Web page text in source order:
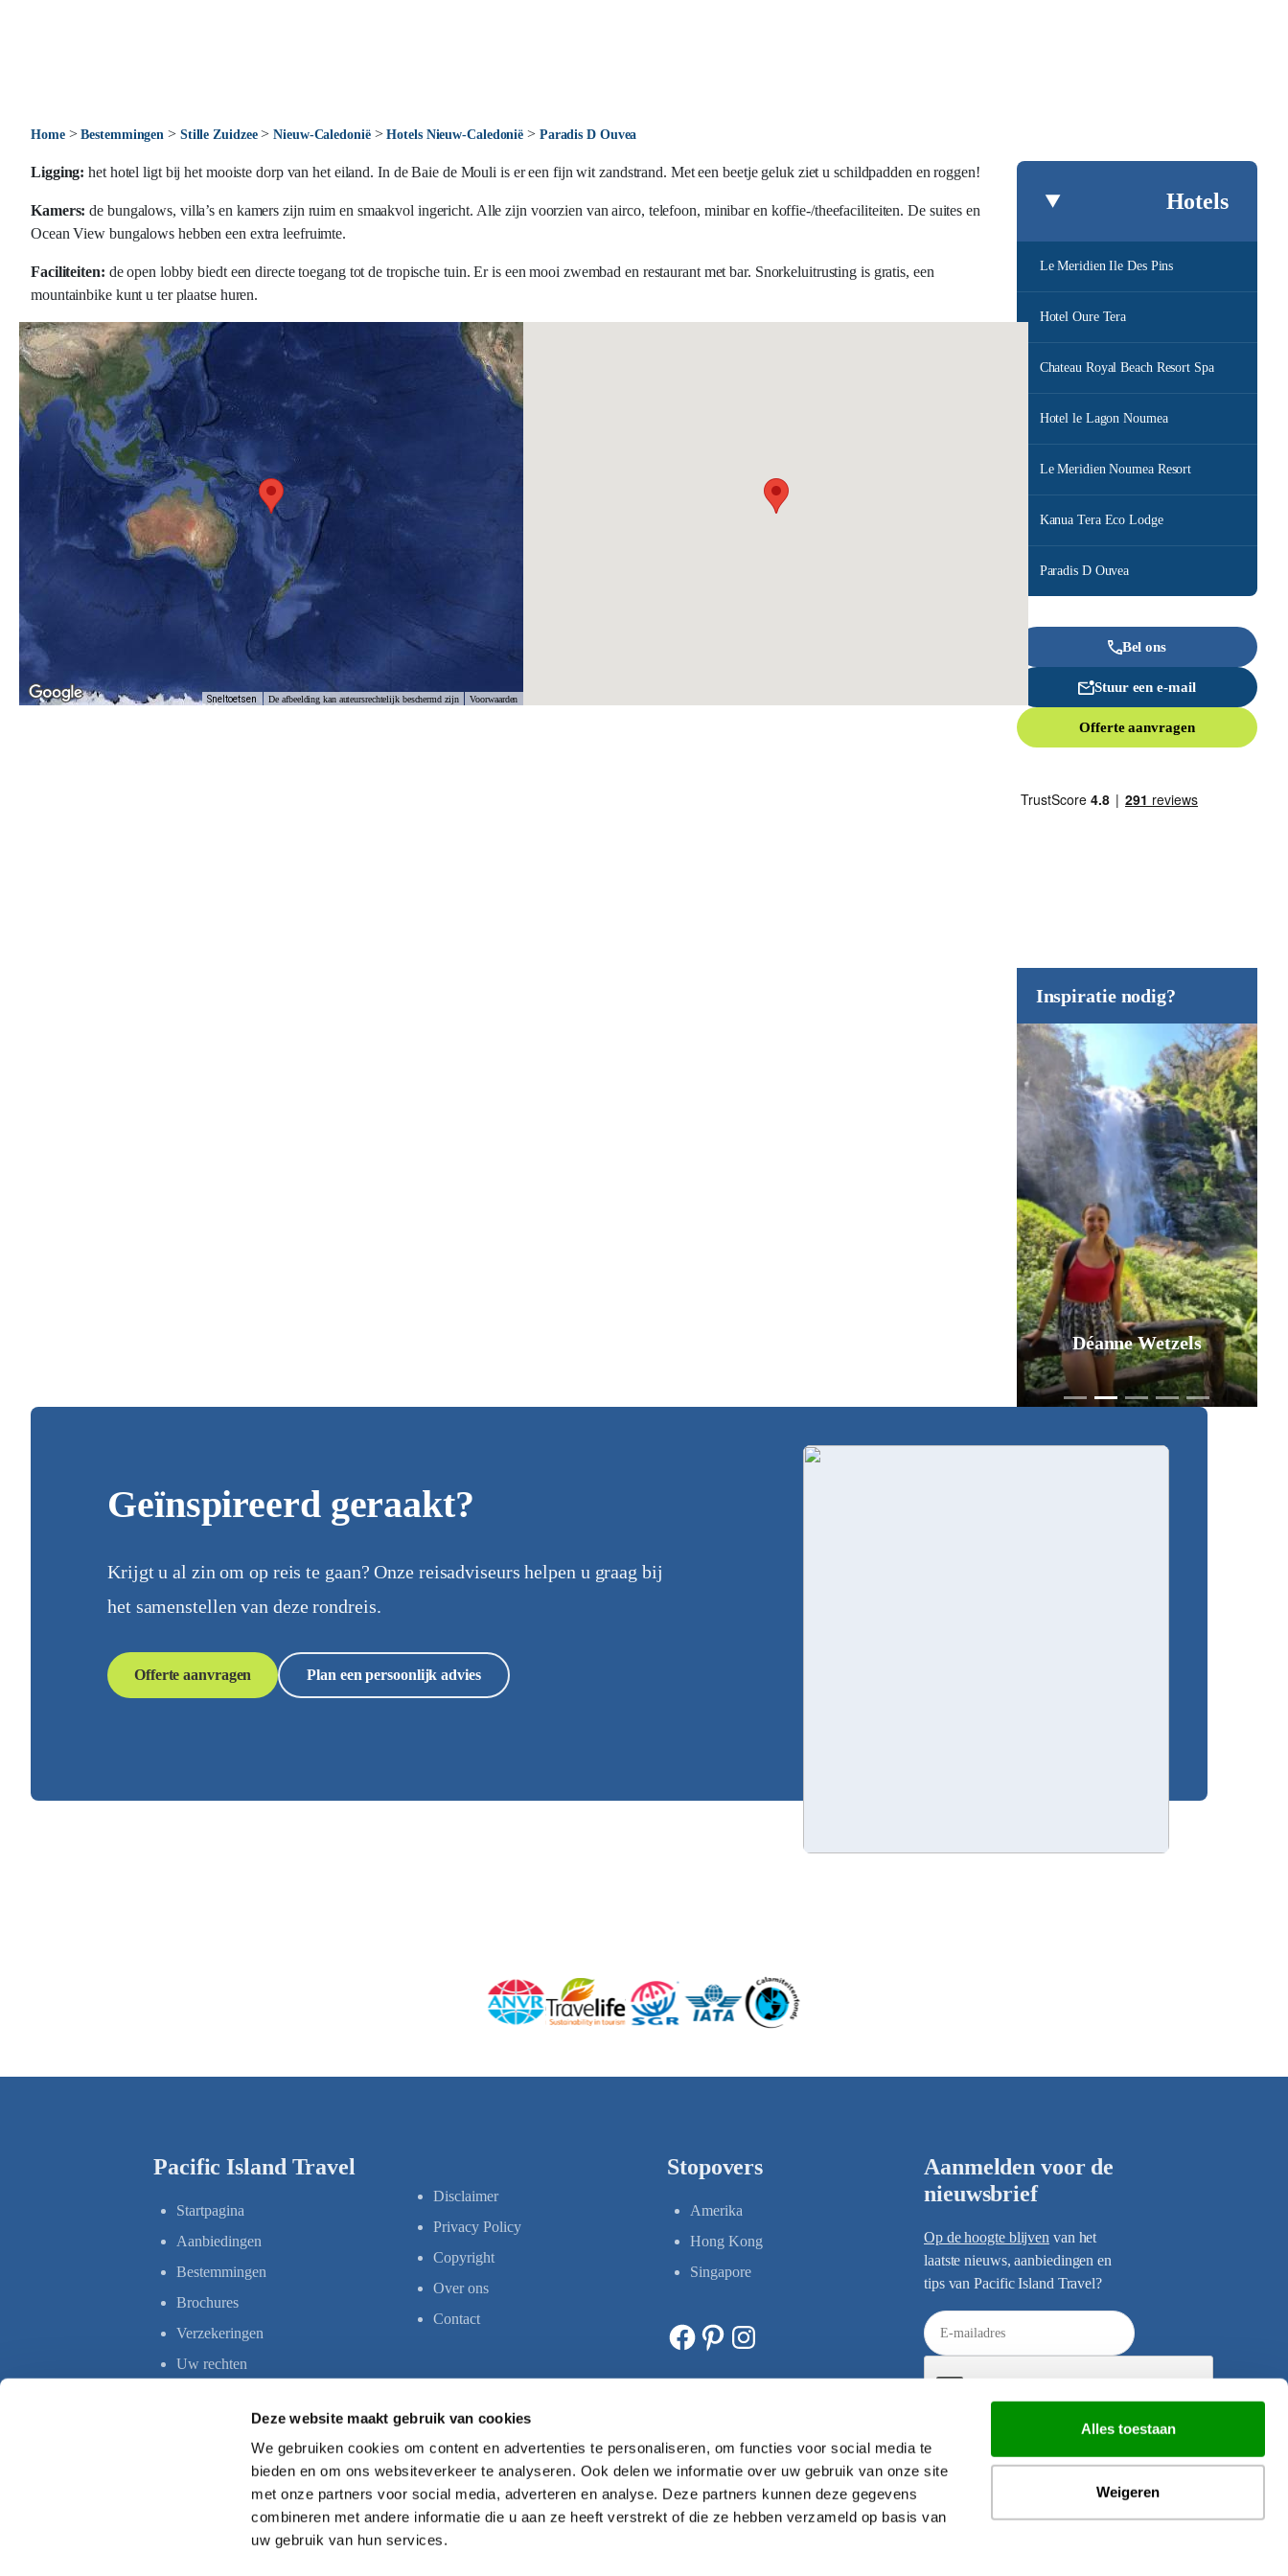
Deze website maakt gebruik van cookies
We gebruiken cookies om content en advertenties te personaliseren, om functies voor social media te
bieden en om ons websiteverkeer te analyseren. Ook delen we informatie over uw gebruik van onze site
met onze partners voor social media, adverteren en analyse. Deze partners kunnen deze gegevens
combineren met andere informatie die u aan ze heeft verstrekt of die ze hebben verzameld op basis van
uw gebruik van hun services.
Alles toestaan
Weigeren
Home>Bestemmingen > Stille Zuidzee>Nieuw-Caledonië>Hotels Nieuw-Caledonië > Paradis D Ouvea
Hotels
Le Meridien Ile Des Pins
Hotel Oure Tera
Chateau Royal Beach Resort Spa
Hotel le Lagon Noumea
Le Meridien Noumea Resort
Kanua Tera Eco Lodge
Paradis D Ouvea
Bel ons
Stuur een e-mail
Offerte aanvragen
Inspiratie nodig?
Déanne Wetzels
Ligging: het hotel ligt bij het mooiste dorp van het eiland. In de Baie de Mouli is er een fijn wit zandstrand. Met een beetje geluk ziet u schildpadden en roggen!
Kamers: de bungalows, villa’s en kamers zijn ruim en smaakvol ingericht. Alle zijn voorzien van airco, telefoon, minibar en koffie-/theefaciliteiten. De suites en
Ocean View bungalows hebben een extra leefruimte.
Faciliteiten: de open lobby biedt een directe toegang tot de tropische tuin. Er is een mooi zwembad en restaurant met bar. Snorkeluitrusting is gratis, een
mountainbike kunt u ter plaatse huren.
Sneltoetsen De afbeelding kan auteursrechtelijk beschermd zijn Voorwaarden
Geïnspireerd geraakt?
Krijgt u al zin om op reis te gaan? Onze reisadviseurs helpen u graag bij
het samenstellen van deze rondreis.
Offerte aanvragen Plan een persoonlijk advies
Pacific Island Travel
Startpagina
Aanbiedingen
Bestemmingen
Brochures
Verzekeringen
Uw rechten
Disclaimer
Privacy Policy
Copyright
Over ons
Contact
Stopovers
Amerika
Hong Kong
Singapore
Facebook Pinterest Instagram
Aanmelden voor de
nieuwsbrief
Op de hoogte blijven van het
laatste nieuws, aanbiedingen en
tips van Pacific Island Travel?
E
-
a
d
e